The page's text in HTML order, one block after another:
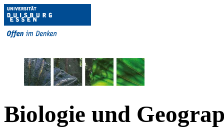
Biologie und